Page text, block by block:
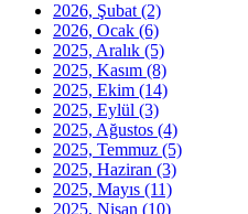
2026, Şubat (2)
2026, Ocak (6)
2025, Aralık (5)
2025, Kasım (8)
2025, Ekim (14)
2025, Eylül (3)
2025, Ağustos (4)
2025, Temmuz (5)
2025, Haziran (3)
2025, Mayıs (11)
2025, Nisan (10)